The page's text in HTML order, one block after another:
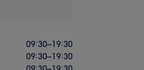
09:30–19:30
09:30–19:30